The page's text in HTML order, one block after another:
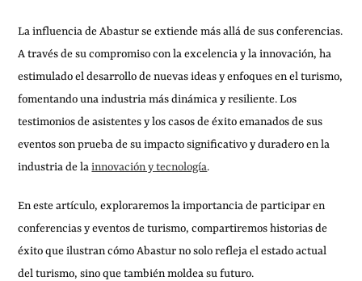
La influencia de Abastur se extiende más allá de sus conferencias.
A través de su compromiso con la excelencia y la innovación, ha
estimulado el desarrollo de nuevas ideas y enfoques en el turismo,
fomentando una industria más dinámica y resiliente. Los
testimonios de asistentes y los casos de éxito emanados de sus
eventos son prueba de su impacto significativo y duradero en la
industria de lainnovación y tecnología.
En este artículo, exploraremos la importancia de participar en
conferencias y eventos de turismo, compartiremos historias de
éxito que ilustran cómo Abastur no solo refleja el estado actual
del turismo, sino que también moldea su futuro.